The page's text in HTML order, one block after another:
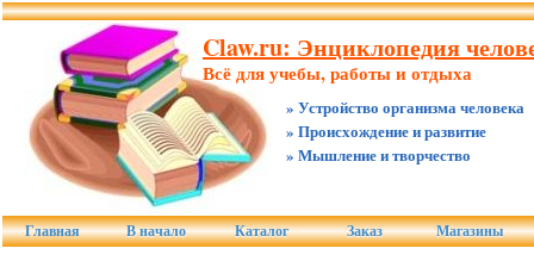
Claw.ru: Энциклопедия
Всё для учебы, работы и отдыха
» Устройство организма человека
» Происхождение и развитие
» Мышление и творчество
Главная В начало Каталог Заказ Магазины